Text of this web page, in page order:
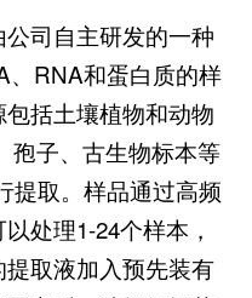
司自主研发的一种
、RNA和蛋白质的样
括土壤植物和动物
孢子、古生物标本等
提取。样品通过高频
处理1-24个样本，
取液加入预先装有